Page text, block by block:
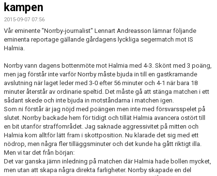
NYHETER
FÖRENINGEN
KALENDER
VÅRA LAG
MATCHER
NÄRA NORRBY
VÄRDEGRUND
kampen
2015-09-07 07:56
Vår eminente "Norrby-journalist" Lennart Andreasson lämnar följande
eminenta reportage gällande gårdagens lyckliga segermatch mot IS
Halmia.
Norrby vann dagens bottenmöte mot Halmia med 4-3. Skönt med 3 poäng,
men jag förstår inte varför Norrby måste bjuda in till en gastkramande
avslutning när laget leder med 3-0 efter 56 minuter och 4-1 när bara 18
minuter återstår av ordinarie speltid. Det måste gå att stänga matchen i ett
sådant skede och inte bjuda in motståndarna i matchen igen.
Som ni förstår är jag nöjd med poängen men inte med försvarsspelet på
slutet. Norrby backade hem för tidigt och tillät Halmia avancera ostört till
en bit utanför straffområdet. Jag saknade aggressivitet på mitten och
Halmia kom alltför lätt fram i skottposition. Nu klarade det sig med ett
nödrop, men några fler tilläggsminuter och det kunde ha gått riktigt illa.
Men vi tar det från början:
Det var ganska jämn inledning på matchen där Halmia hade bollen mycket,
men utan att skapa några direkta farligheter. Norrby skapade en del